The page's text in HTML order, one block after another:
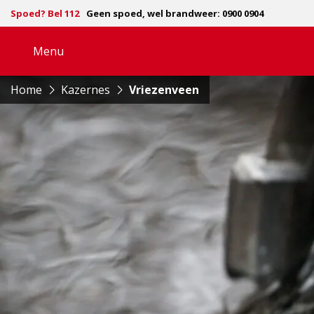
Spoed? Bel 112 Geen spoed, wel brandweer: 0900 0904
Menu
navigatie
Home Kazernes Vriezenveen